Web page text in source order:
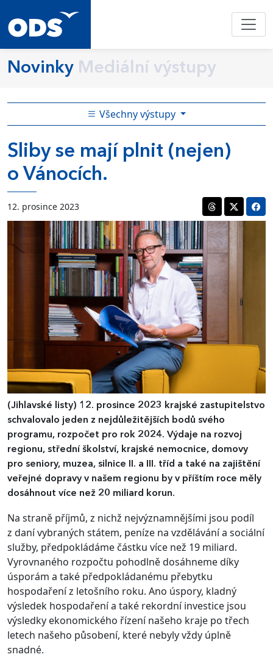
Novinky Mediální výstupy
Všechny výstupy
Sliby se mají plnit (nejen)
o Vánocích.
12. prosince 2023
(Jihlavské listy) 12. prosince 2023 krajské zastupitelstvo
schvalovalo jeden z nejdůležitějších bodů svého
programu, rozpočet pro rok 2024. Výdaje na rozvoj
regionu, střední školství, krajské nemocnice, domovy
pro seniory, muzea, silnice II. a III. tříd a také na zajištění
veřejné dopravy v našem regionu by v příštím roce měly
dosáhnout více než 20 miliard korun.
Na straně příjmů, z nichž nejvýznamnějšími jsou podíl
z daní vybraných státem, peníze na vzdělávání a sociální
služby, předpokládáme částku více než 19 miliard.
Vyrovnaného rozpočtu pohodlně dosáhneme díky
úsporám a také předpokládanému přebytku
hospodaření z letošního roku. Ano úspory, kladný
výsledek hospodaření a také rekordní investice jsou
výsledky ekonomického řízení našeho kraje po třech
letech našeho působení, které nebyly vždy úplně
snadné.